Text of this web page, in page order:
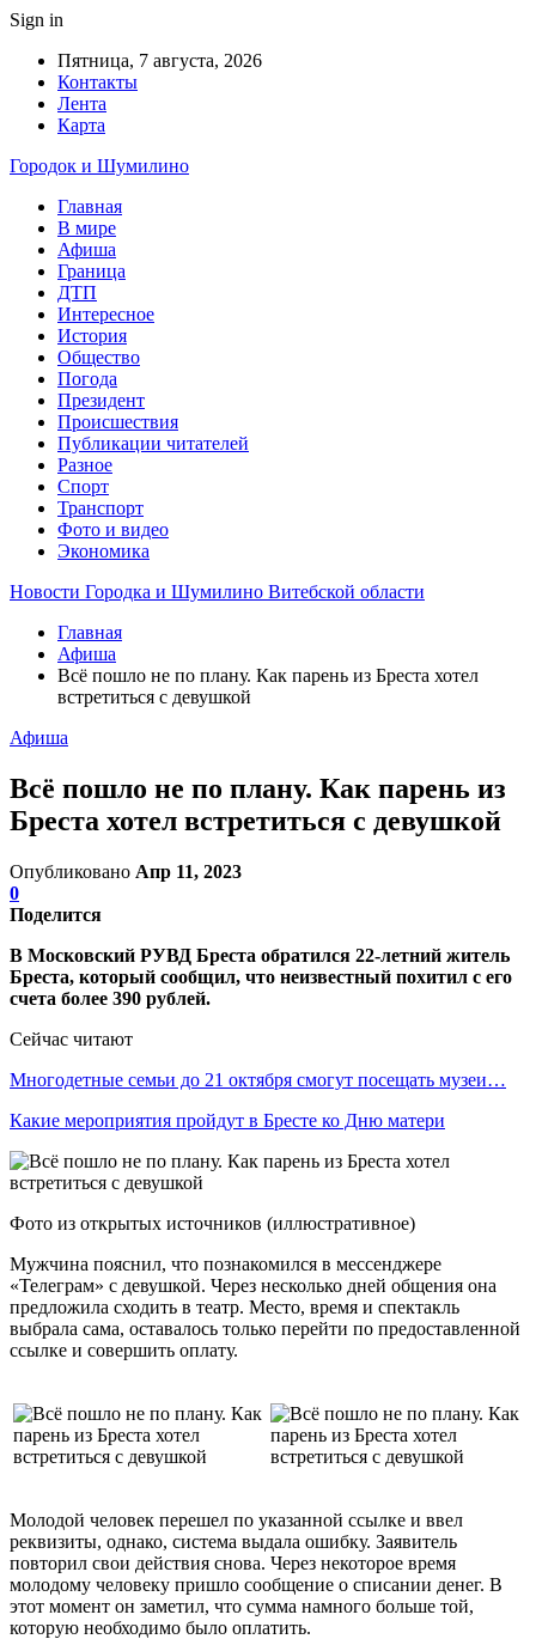
Sign in
Пятница, 7 августа, 2026
Контакты
Лента
Карта
Городок и Шумилино
Главная
В мире
Афиша
Граница
ДТП
Интересное
История
Общество
Погода
Президент
Происшествия
Публикации читателей
Разное
Спорт
Транспорт
Фото и видео
Экономика
Новости Городка и Шумилино Витебской области
Главная
Афиша
Всё пошло не по плану. Как парень из Бреста хотел
встретиться с девушкой
Афиша
Всё пошло не по плану. Как парень из
Бреста хотел встретиться с девушкой
Опубликовано Апр 11, 2023
0
Поделится
В Московский РУВД Бреста обратился 22-летний житель
Бреста, который сообщил, что неизвестный похитил с его
счета более 390 рублей.
Сейчас читают
Многодетные семьи до 21 октября смогут посещать музеи…
Какие мероприятия пройдут в Бресте ко Дню матери
Фото из открытых источников (иллюстративное)
Мужчина пояснил, что познакомился в мессенджере
«Телеграм» с девушкой. Через несколько дней общения она
предложила сходить в театр. Место, время и спектакль
выбрала сама, оставалось только перейти по предоставленной
ссылке и совершить оплату.
Молодой человек перешел по указанной ссылке и ввел
реквизиты, однако, система выдала ошибку. Заявитель
повторил свои действия снова. Через некоторое время
молодому человеку пришло сообщение о списании денег. В
этот момент он заметил, что сумма намного больше той,
которую необходимо было оплатить.